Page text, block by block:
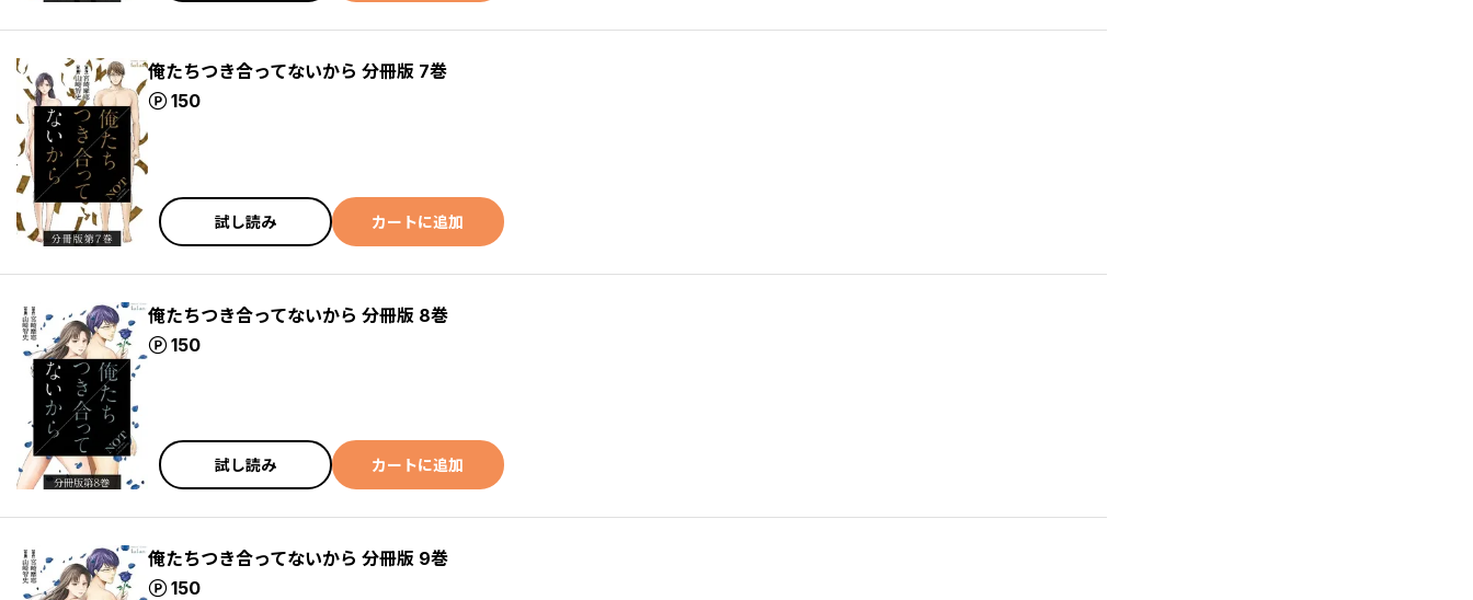
俺たちつき合ってないから 分冊版 7巻
150
ポイント
試し読み カートに追加
俺たちつき合ってないから 分冊版 8巻
150
ポイント
試し読み カートに追加
俺たちつき合ってないから 分冊版 9巻
150
ポイント